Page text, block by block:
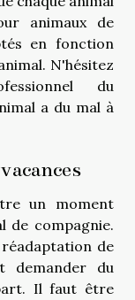
animaux de
en fonction
N'hésitez
du
a du mal à
un moment
de compagnie.
de
demander du
Il faut être